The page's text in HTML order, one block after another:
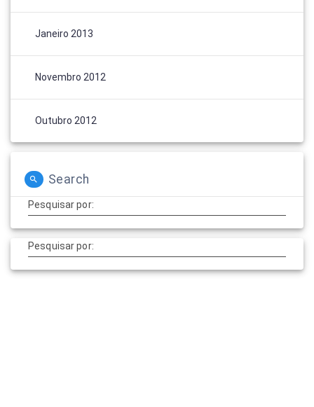
Janeiro 2013
Novembro 2012
Outubro 2012
Search
Pesquisar por:
Pesquisar por: